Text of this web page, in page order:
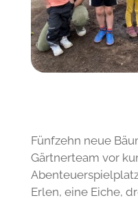
Fünfzehn neue
Gärtnerteam vor
Erlen, eine Eiche,